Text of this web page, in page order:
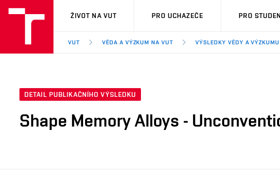
VUT
ŽIVOT NA VUT PRO UCHAZEČE PRO
VUT VĚDA A VÝZKUM NA VUT VÝSLEDKY VĚDY A VÝZKUMU
DETAIL PUBLIKAČNÍHO VÝSLEDKU
Shape Memory Alloys -